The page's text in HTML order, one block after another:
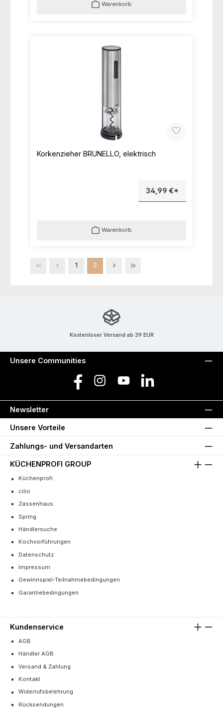
Warenkorb
Korkenzieher BRUNELLO, elektrisch
34,99 €*
Warenkorb
Seite
1 Seite
2
Kostenloser Versand ab 39 EUR
Unsere Communities
Facebook Instagram YouTube LinkedIn
Newsletter
Unsere Vorteile
Zahlungs- und Versandarten
KÜCHENPROFI GROUP
Küchenprofi
cilio
Zassenhaus
Spring
Händlersuche
Kochvorführungen
Datenschutz
Impressum
Gewinnspiel-Teilnahmebedingungen
Garantiebedingungen
Kundenservice
AGB
Händler AGB
Versand & Zahlung
Kontakt
Widerrufsbelehrung
Rücksendungen